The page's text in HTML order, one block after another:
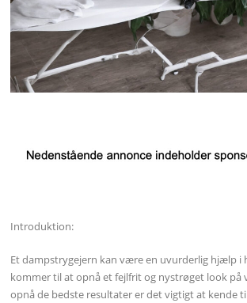
Introduktion:
Et dampstrygejern kan være en uvurderlig hjælp i
kommer til at opnå et fejlfrit og nystrøget look på
opnå de bedste resultater er det vigtigt at kende